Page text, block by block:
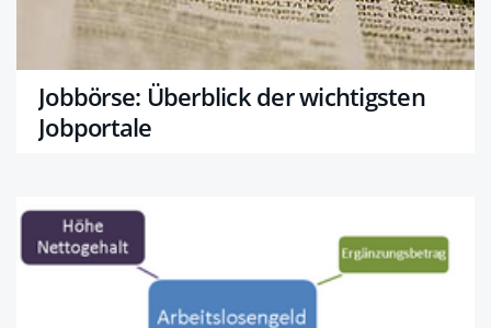
Jobbörse: Überblick der wichtigsten
Jobportale